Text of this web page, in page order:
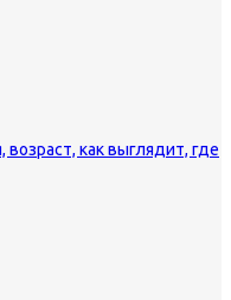
как выглядит, где